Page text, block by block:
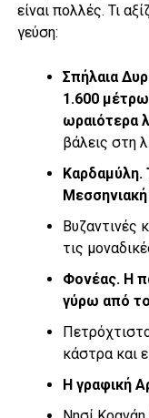
είναι πολλές. Τι
γεύση:
Σπήλαια
1.600
ωραιότερα
βάλεις στη
Καρδαμύλη.
Βυζαντινές
τις
Φονέας. Η
γύρω από
κάστρα και
Η γραφική